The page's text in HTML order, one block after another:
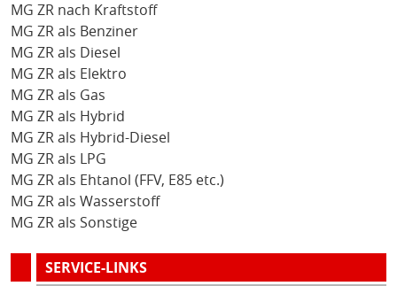
MG ZR nach Kraftstoff
MG ZR als Benziner
MG ZR als Diesel
MG ZR als Elektro
MG ZR als Gas
MG ZR als Hybrid
MG ZR als Hybrid-Diesel
MG ZR als LPG
MG ZR als Ehtanol (FFV, E85 etc.)
MG ZR als Wasserstoff
MG ZR als Sonstige
SERVICE-LINKS